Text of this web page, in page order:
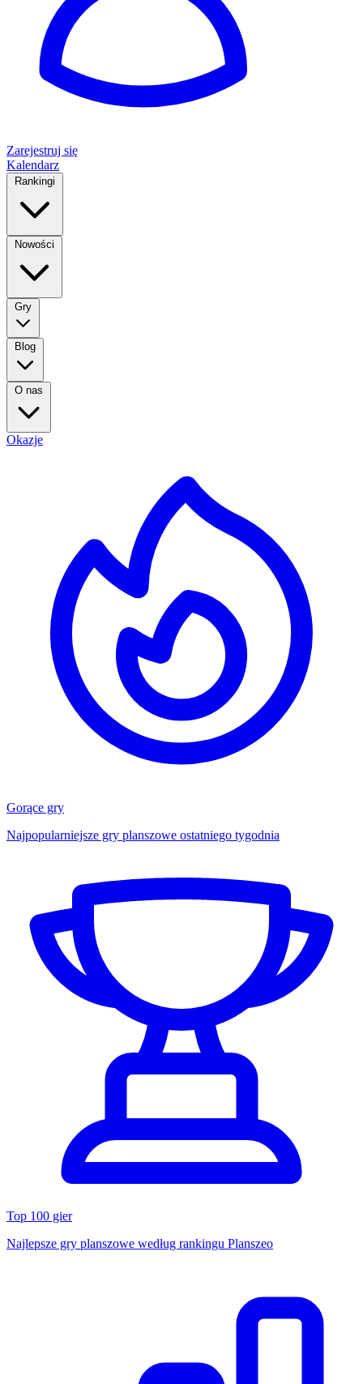
Zarejestruj się
Kalendarz
Rankingi
Nowości
Gry
Blog
O nas
Okazje
Gorące gry
Najpopularniejsze gry planszowe ostatniego tygodnia
Top 100 gier
Najlepsze gry planszowe według rankingu Planszeo